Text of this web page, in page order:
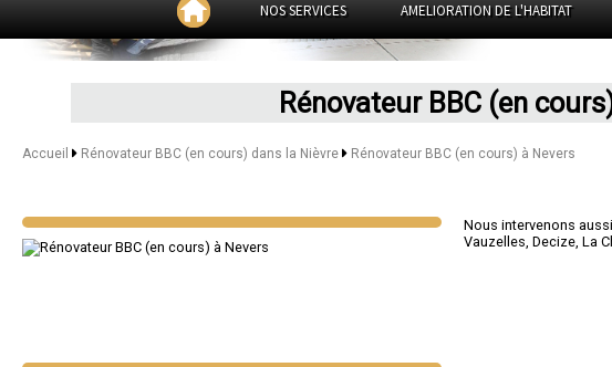
NOS SERVICES AMELIORATION DE L'HABITAT
Rénovateur BBC (en
Accueil Rénovateur BBC (en cours) dans la Nièvre Rénovateur BBC (en cours) à Nevers
Nous intervenons
Vauzelles,Decize,La